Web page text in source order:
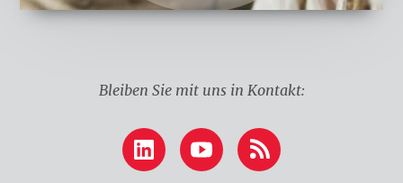
Bleiben Sie mit uns in Kontakt:
LinkedIn YouTube RSS